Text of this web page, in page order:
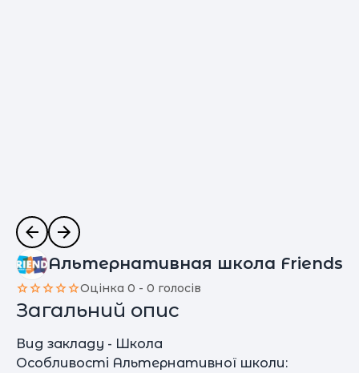
Альтернативная школа Friends
Оцінка 0 - 0 голосів
Загальний опис
Вид закладу - Школа
Особливості Альтернативної школи: